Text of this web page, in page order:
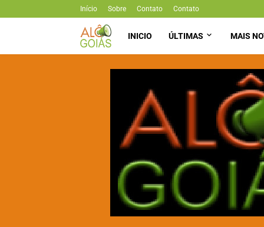
Início Sobre Contato Contato
INICIO ÚLTIMAS MAIS